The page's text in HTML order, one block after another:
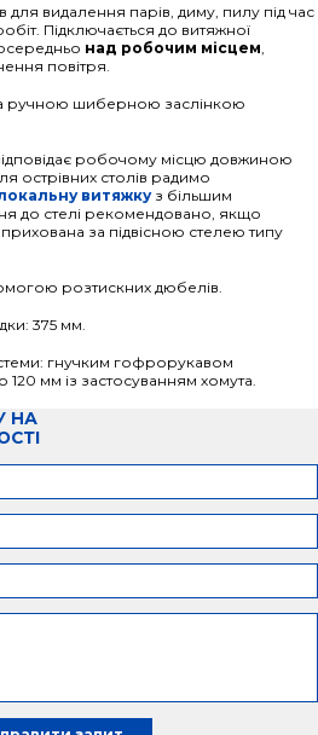
видалення парів, диму, пилу під час
Підключається до витяжної
над робочим місцем
повітря.
ручною шиберною заслінкою
робочому місцю довжиною
острівних столів радимо
витяжкуз більшим
до стелі рекомендовано, якщо
за підвісною стелею типу
розтискних дюбелів.
375 мм.
гнучким гофрорукавом
мм із застосуванням хомута.
НА